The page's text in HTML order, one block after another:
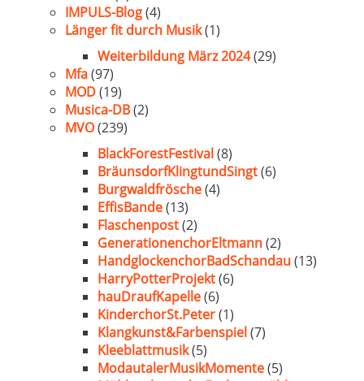
IMPULS-Blog(4)
Länger fit durch Musik(1)
Weiterbildung März 2024(29)
Mfa(97)
MOD(19)
Musica-DB(2)
MVO(239)
BlackForestFestival(8)
BräunsdorfKlingtundSingt(6)
Burgwaldfrösche(4)
EffisBande(13)
Flaschenpost(2)
GenerationenchorEltmann(2)
HandglockenchorBadSchandau(13)
HarryPotterProjekt(6)
hauDraufKapelle(6)
KinderchorSt.Peter(1)
Klangkunst&Farbenspiel(7)
Kleeblattmusik(5)
ModautalerMusikMomente(5)